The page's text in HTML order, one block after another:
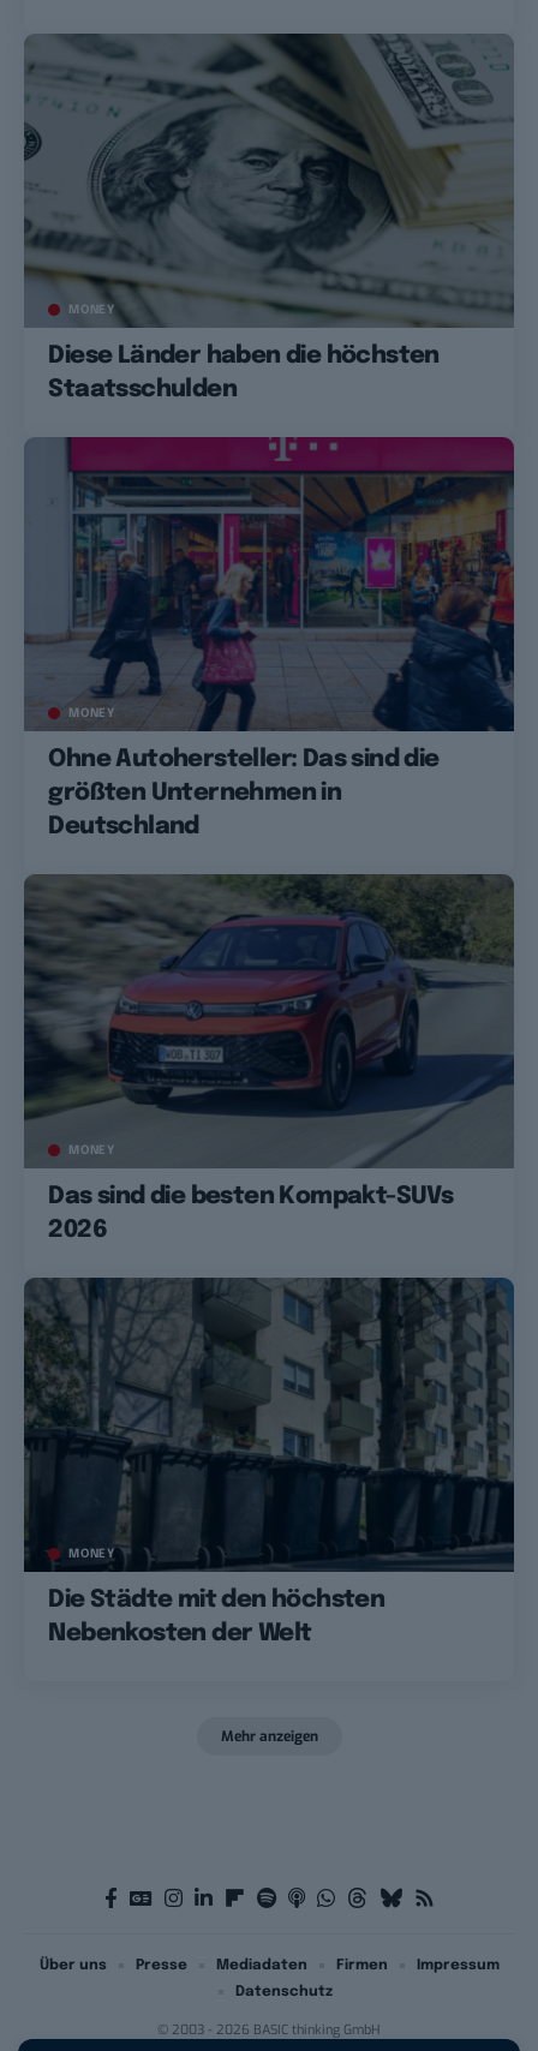
MONEY
Diese Länder haben die höchsten
Staatsschulden
MONEY
Ohne Autohersteller: Das sind die
größten Unternehmen in
Deutschland
MONEY
Das sind die besten Kompakt-SUVs
2026
MONEY
Die Städte mit den höchsten
Nebenkosten der Welt
Mehr anzeigen
© 2003 - 2026 BASIC thinking GmbH
Über uns Presse Mediadaten Firmen
Impressum
Datenschutz